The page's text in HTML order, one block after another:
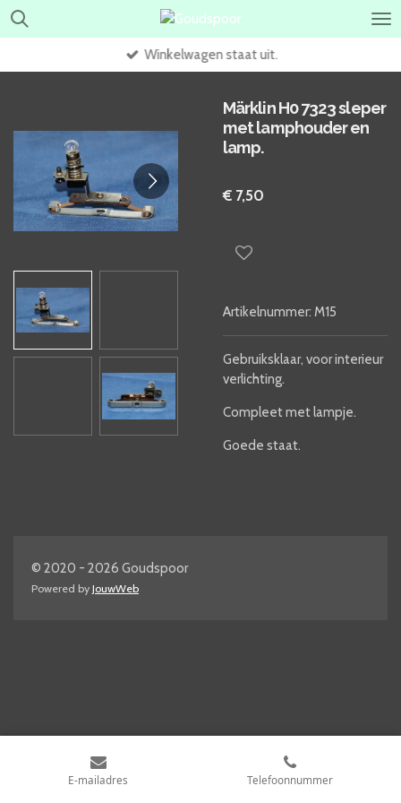
Ga
direct
de
Winkelwagen staat uit.
Märklin H0 7323 sleper
met lamphouder en
lamp.
€ 7,50
Artikelnummer: M15
Gebruiksklaar, voor interieur
verlichting.
Compleet met lampje.
Goede staat.
© 2020 - 2026 Goudspoor
Powered by JouwWeb
E-mailadres Telefoonnummer